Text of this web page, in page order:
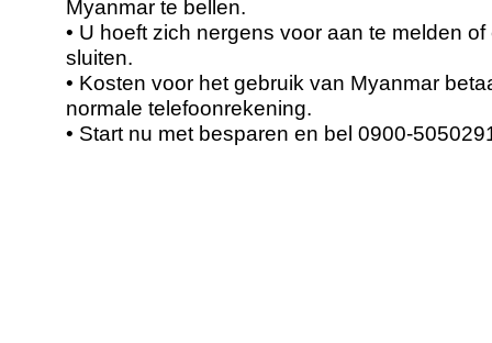
Myanmar te bellen.
• U hoeft zich nergens voor aan te melden
sluiten.
• Kosten voor het gebruik van Myanmar
normale telefoonrekening.
• Start nu met besparen en bel 0900-